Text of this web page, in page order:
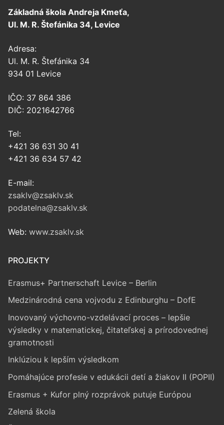
Základná škola Andreja Kmeťa,
Ul. M. R. Štefánika 34, Levice
Adresa:
Ul. M. R. Štefánika 34
934 01 Levice
IČO: 37 864 386
DIČ: 2021642766
Tel:
+421 36 631 30 41
+421 36 634 57 42
E-mail:
zsaklv@zsaklv.sk
podatelna@zsaklv.sk
Web: www.zsaklv.sk
PROJEKTY
Erasmus+ Partnerschaft Levice – Berlin
Medzinárodná cena vojvodu z Edinburghu – DofE
Inovovaný výchovno-vzdelávací proces – lepšie
výsledky v matematickej, čitateľskej a prírodovednej
gramotnosti
Inklúziou k lepším výsledkom
Pomáhajúce profesie v edukácii detí a žiakov II (POPII)
Erasmus + Kufor plný rozprávok putuje Európou
Zelená škola